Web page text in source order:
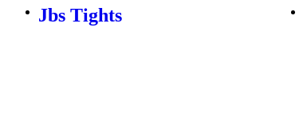
Jbs Tights